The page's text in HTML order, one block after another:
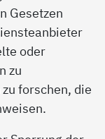
Gesetzen
oder
zu
forschen, die